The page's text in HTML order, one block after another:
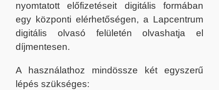
nyomtatott előfizetéseit digitális formában
egy központi elérhetőségen, a Lapcentrum
digitális olvasó felületén olvashatja el
díjmentesen.
A használathoz mindössze két egyszerű
lépés szükséges: